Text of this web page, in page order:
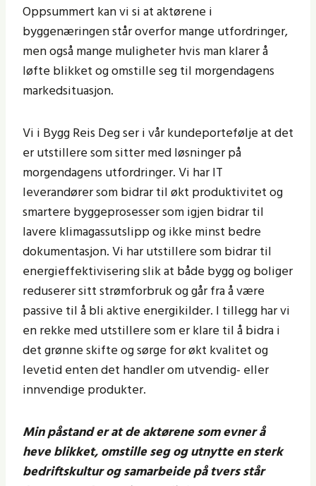
Oppsummert kan vi si at aktørene i
byggenæringen står overfor mange utfordringer,
men også mange muligheter hvis man klarer å
løfte blikket og omstille seg til morgendagens
markedsituasjon.
Vi i Bygg Reis Deg ser i vår kundeportefølje at det
er utstillere som sitter med løsninger på
morgendagens utfordringer. Vi har IT
leverandører som bidrar til økt produktivitet og
smartere byggeprosesser som igjen bidrar til
lavere klimagassutslipp og ikke minst bedre
dokumentasjon. Vi har utstillere som bidrar til
energieffektivisering slik at både bygg og boliger
reduserer sitt strømforbruk og går fra å være
passive til å bli aktive energikilder. I tillegg har vi
en rekke med utstillere som er klare til å bidra i
det grønne skifte og sørge for økt kvalitet og
levetid enten det handler om utvendig- eller
innvendige produkter.
Min påstand er at de aktørene som evner å
heve blikket, omstille seg og utnytte en sterk
bedriftskultur og samarbeide på tvers står